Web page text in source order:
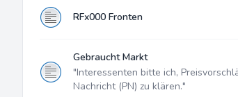
RFx000 Fronten
Gebraucht Markt
"Interessenten bitte ich,
Nachricht (PN) zu klären."